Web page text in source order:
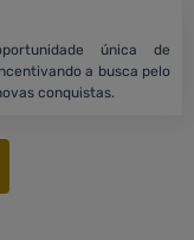
única de
a busca pelo
conquistas.